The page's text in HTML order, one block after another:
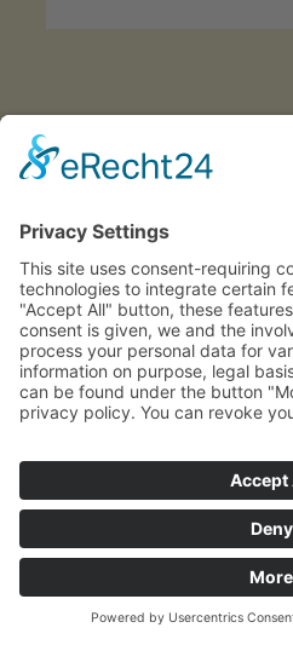
Contatto Impressum
CIN: IT021116A1MQTVNLH9
Richiesta